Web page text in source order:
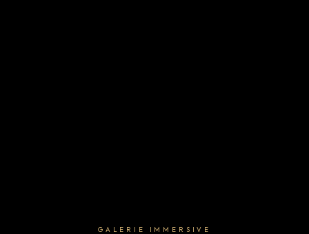
GALERIE IMMERSIVE